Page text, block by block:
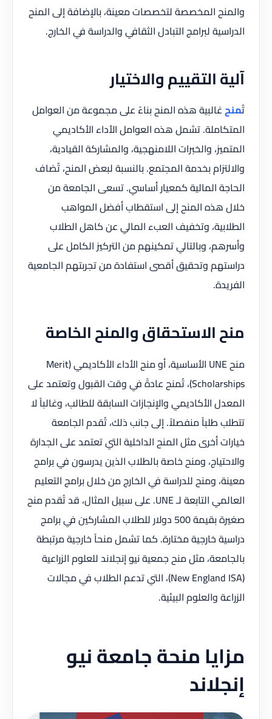
والمنح المخصصة لتخصصات معينة، بالإضافة إلى المنح
الدراسية لبرامج التبادل الثقافي والدراسة في الخارج.
آلية التقييم والاختيار
تُمنحغالبية هذه المنح بناءً على مجموعة من العوامل
المتكاملة. تشمل هذه العوامل الأداء الأكاديمي
المتميز، والخبرات اللامنهجية، والمشاركة القيادية،
والالتزام بخدمة المجتمع. بالنسبة لبعض المنح، تُضاف
الحاجة المالية كمعيار أساسي. تسعى الجامعة من
خلال هذه المنح إلى استقطاب أفضل المواهب
الطلابية، وتخفيف العبء المالي عن كاهل الطلاب
وأسرهم، وبالتالي تمكينهم من التركيز الكامل على
دراستهم وتحقيق أقصى استفادة من تجربتهم الجامعية
الفريدة.
منح الاستحقاق والمنح الخاصة
منح UNE الأساسية، أو منح الأداء الأكاديمي (Merit
Scholarships)، تُمنح عادةً في وقت القبول وتعتمد على
المعدل الأكاديمي والإنجازات السابقة للطالب، وغالباً لا
تتطلب طلباً منفصلاً. إلى جانب ذلك، تُقدم الجامعة
خيارات أخرى مثل المنح الداخلية التي تعتمد على الجدارة
والاحتياج، ومنح خاصة بالطلاب الذين يدرسون في برامج
معينة، ومنح للدراسة في الخارج من خلال برامج التعليم
العالمي التابعة لـ UNE. على سبيل المثال، قد تُقدم منح
صغيرة بقيمة 500 دولار للطلاب المشاركين في برامج
دراسية خارجية مختارة. كما تشمل منحاً خارجية مرتبطة
بالجامعة، مثل منح جمعية نيو إنجلاند للعلوم الزراعية
(New England ISA)، التي تدعم الطلاب في مجالات
الزراعة والعلوم البيئية.
مزايا منحة جامعة نيو
إنجلاند